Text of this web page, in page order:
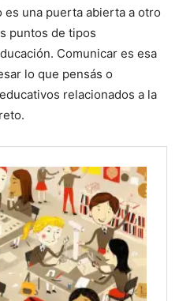
es una puerta abierta a otro
puntos de tipos
Comunicar es esa
lo que pensás o
relacionados a la